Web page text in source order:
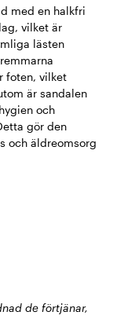
med en halkfri
vilket är
lästen
foten, vilket
är sandalen
och
gör den
och äldreomsorg
de förtjänar,